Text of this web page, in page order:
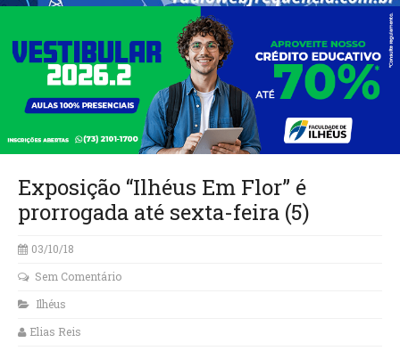
Exposição “Ilhéus Em Flor” é
prorrogada até sexta-feira (5)
03/10/18
Sem Comentário
Ilhéus
Elias Reis